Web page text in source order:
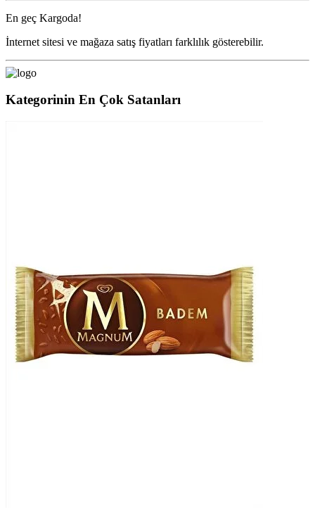
En geç Kargoda!
İnternet sitesi ve mağaza satış fiyatları farklılık gösterebilir.
Kategorinin En Çok Satanları